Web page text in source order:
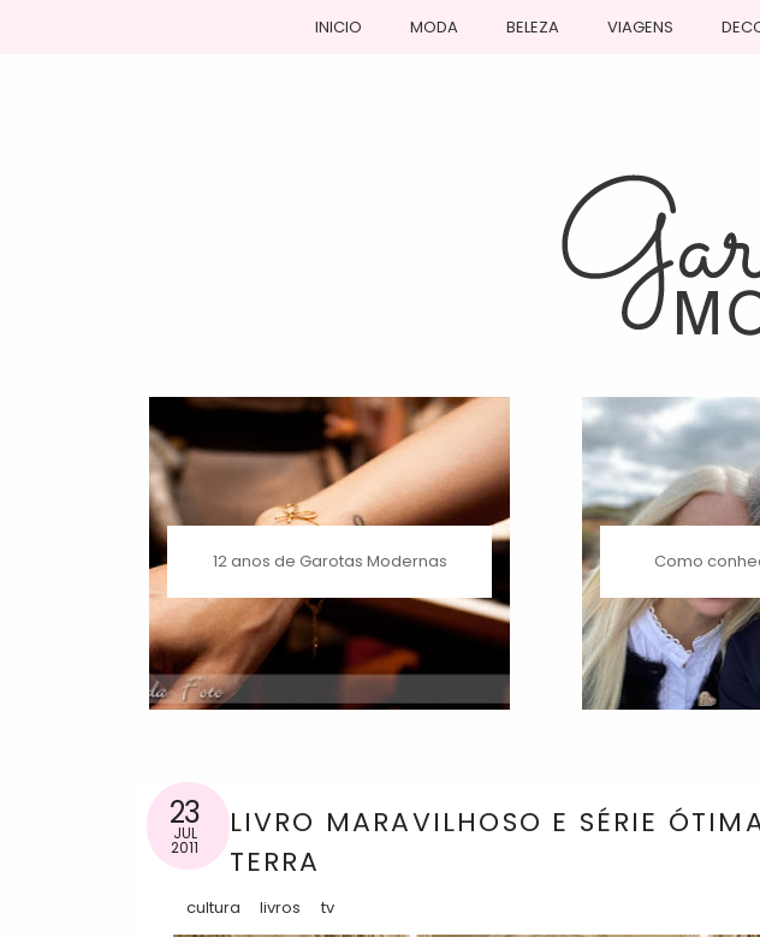
INICIO MODA BELEZA VIAGENS
12 anos de Garotas Modernas Como
23
JUL
2011
LIVRO MARAVILHOSO E SÉRIE
TERRA
cultura livros tv